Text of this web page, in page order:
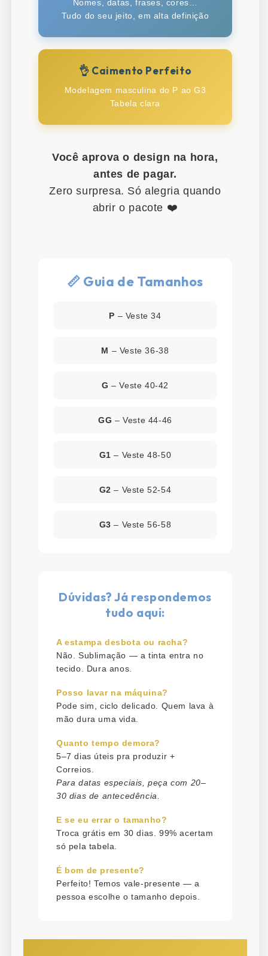
Nomes, datas, frases, cores…
Tudo do seu jeito, em alta definição
👌 Caimento Perfeito
Modelagem masculina do P ao G3
Tabela clara
Você aprova o design na hora,
antes de pagar.
Zero surpresa. Só alegria quando
abrir o pacote ❤️
📏 Guia de Tamanhos
P – Veste 34
M – Veste 36-38
G – Veste 40-42
GG – Veste 44-46
G1 – Veste 48-50
G2 – Veste 52-54
G3 – Veste 56-58
Dúvidas? Já respondemos
tudo aqui:
A estampa desbota ou racha?
Não. Sublimação — a tinta entra no
tecido. Dura anos.
Posso lavar na máquina?
Pode sim, ciclo delicado. Quem lava à
mão dura uma vida.
Quanto tempo demora?
5–7 dias úteis pra produzir +
Correios.
Para datas especiais, peça com 20–
30 dias de antecedência.
E se eu errar o tamanho?
Troca grátis em 30 dias. 99% acertam
só pela tabela.
É bom de presente?
Perfeito! Temos vale-presente — a
pessoa escolhe o tamanho depois.